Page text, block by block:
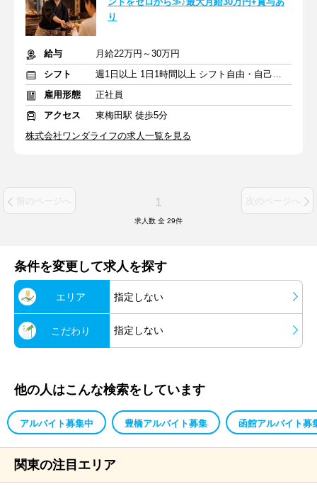
り
給与
月給22万円～30万円
シフト
週1日以上 1日1時間以上 シフト自由・自己申告
雇用形態
正社員
アクセス
東梅田駅 徒歩5分
株式会社ワンダライフの求人一覧を見る
前のページへ 1 次のページへ
求人数 全 29件
条件を変更して求人を探す
エリア 指定しない
こだわり 指定しない
他の人はこんな検索をしています
アルバイト募集中 豊橋アルバイト募集 函館アルバイト募
関東の注目エリア